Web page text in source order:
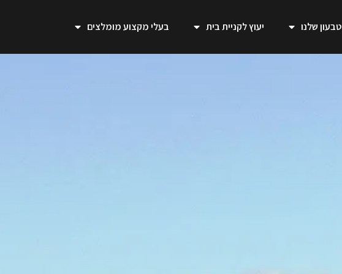
טבעון שלנו יעוץ לקניית בית בעלי מקצוע מומלצים